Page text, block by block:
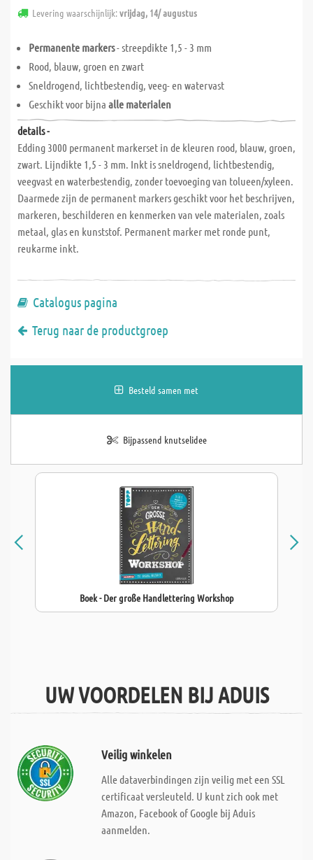
Levering waarschijnlijk:vrijdag, 14/ augustus
Permanente markers- streepdikte 1,5 - 3 mm
Rood, blauw, groen en zwart
Sneldrogend, lichtbestendig, veeg- en watervast
Geschikt voor bijna alle materialen
details -
Edding 3000 permanent markerset in de kleuren rood, blauw, groen,
zwart. Lijndikte 1,5 - 3 mm. Inkt is sneldrogend, lichtbestendig,
veegvast en waterbestendig, zonder toevoeging van tolueen/xyleen.
Daarmede zijn de permanent markers geschikt voor het beschrijven,
markeren, beschilderen en kenmerken van vele materialen, zoals
metaal, glas en kunststof. Permanent marker met ronde punt,
reukarme inkt.
Catalogus pagina
Terug naar de productgroep
Besteld samen met
Bijpassend knutselidee
Boek - Der große Handlettering Workshop
UW VOORDELEN BIJ ADUIS
Veilig winkelen
Alle dataverbindingen zijn veilig met een SSL
certificaat versleuteld. U kunt zich ook met
Amazon, Facebook of Google bij Aduis
aanmelden.